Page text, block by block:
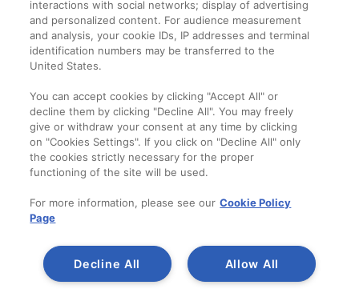
Companie
Despre noi
Contact
interactions with social networks; display of advertising
and personalized content. For audience measurement
and analysis, your cookie IDs, IP addresses and terminal
identification numbers may be transferred to the
United States.
You can accept cookies by clicking "Accept All" or
decline them by clicking "Decline All". You may freely
give or withdraw your consent at any time by clicking
on "Cookies Settings". If you click on "Decline All" only
the cookies strictly necessary for the proper
functioning of the site will be used.
For more information, please see our Cookie Policy
Page
Allow All
Decline All